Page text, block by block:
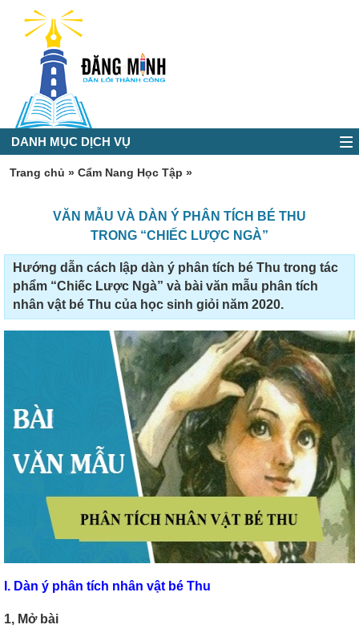
DANH MỤC DỊCH VỤ
Trang chủ » Cẩm Nang Học Tập »
VĂN MẪU VÀ DÀN Ý PHÂN TÍCH BÉ THU
TRONG “CHIẾC LƯỢC NGÀ”
Hướng dẫn cách lập dàn ý phân tích bé Thu trong tác
phẩm “Chiếc Lược Ngà” và bài văn mẫu phân tích
nhân vật bé Thu của học sinh giỏi năm 2020.
I. Dàn ý phân tích nhân vật bé Thu
1, Mở bài